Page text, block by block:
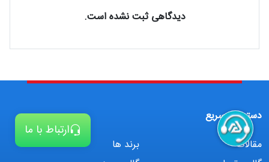
ارتباط با ما
دیدگاهی ثبت نشده است.
دسترسی سریع
مقالات
برند ها